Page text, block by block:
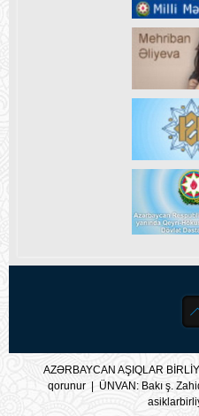
AZƏRBAYCAN AŞIQLAR
qorunur | ÜNVAN: Bakı ş.